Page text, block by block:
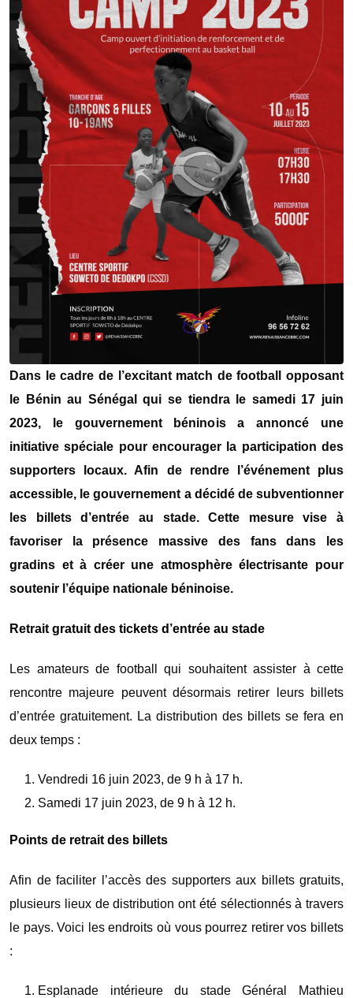
Dans le cadre de l’excitant match de football opposant
le Bénin au Sénégal qui se tiendra le samedi 17 juin
2023, le gouvernement béninois a annoncé une
initiative spéciale pour encourager la participation des
supporters locaux. Afin de rendre l’événement plus
accessible, le gouvernement a décidé de subventionner
les billets d’entrée au stade. Cette mesure vise à
favoriser la présence massive des fans dans les
gradins et à créer une atmosphère électrisante pour
soutenir l’équipe nationale béninoise.
Retrait gratuit des tickets d’entrée au stade
Les amateurs de football qui souhaitent assister à cette
rencontre majeure peuvent désormais retirer leurs billets
d’entrée gratuitement. La distribution des billets se fera en
deux temps :
Vendredi 16 juin 2023, de 9 h à 17 h.
Samedi 17 juin 2023, de 9 h à 12 h.
Points de retrait des billets
Afin de faciliter l’accès des supporters aux billets gratuits,
plusieurs lieux de distribution ont été sélectionnés à travers
le pays. Voici les endroits où vous pourrez retirer vos billets
:
Esplanade intérieure du stade Général Mathieu